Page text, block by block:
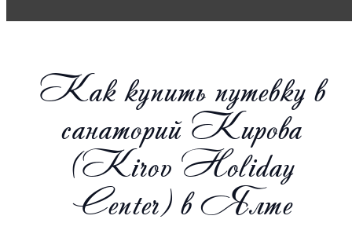
Как купить путевку в
санаторий Кирова
(Kirov Holiday
Center) в Ялте